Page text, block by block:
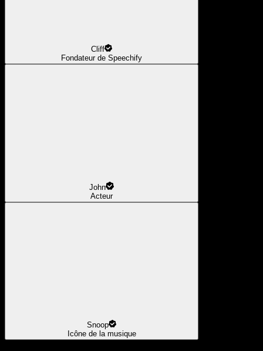
Cliff
Fondateur de Speechify
John
Acteur
Snoop
Icône de la musique